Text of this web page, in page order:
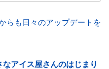
らも日々のアップデートを
アイス屋さんのはじまり